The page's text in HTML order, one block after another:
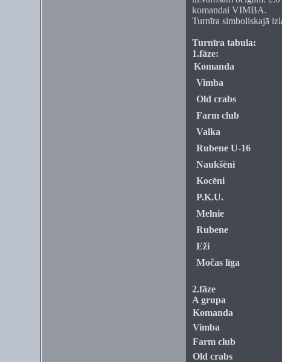
komandai VIMBA.
Turnīra simboliskajā
Turnīra tabula:
1.fāze:
Komanda
Vimba
Old crabs
Farm club
Valka
Rubene U-16
Naukšēni
Kocēni
P.K.U.
Melnie
Rubene
Eži
Močas līga
2.fāze
A grupa
Komanda
Vimba
Farm club
Old crabs